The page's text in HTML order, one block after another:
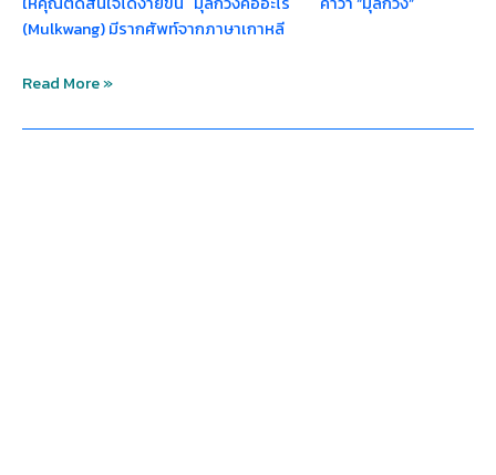
(Mulkwang) มีรากศัพท์จากภาษาเกาหลี
Read More »